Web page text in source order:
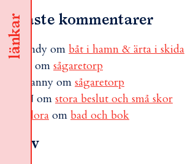
länkar
Senaste kommentarer
andy om båt i hamn & ärta i skida
om sågaretorp
Fanny om sågaretorp
N om stora beslut och små skor
Flora om bad och bok
Arkiv